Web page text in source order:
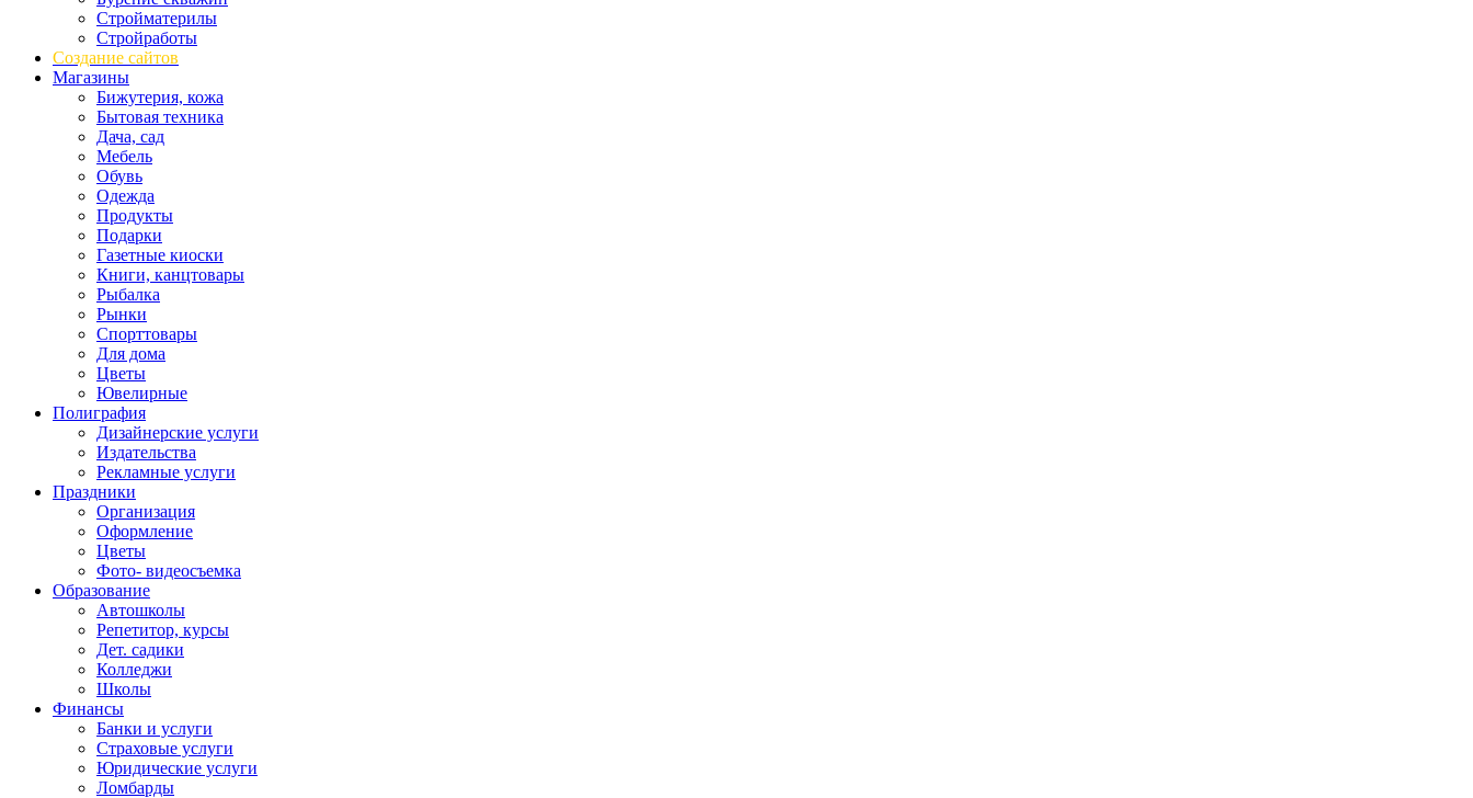
Стройматерилы
Стройработы
Создание сайтов
Магазины
Бижутерия, кожа
Бытовая техника
Дача, сад
Мебель
Обувь
Одежда
Продукты
Подарки
Газетные киоски
Книги, канцтовары
Рыбалка
Рынки
Спорттовары
Для дома
Цветы
Ювелирные
Полиграфия
Дизайнерские услуги
Издательства
Рекламные услуги
Праздники
Организация
Оформление
Цветы
Фото- видеосъемка
Образование
Автошколы
Репетитор, курсы
Дет. садики
Колледжи
Школы
Финансы
Банки и услуги
Страховые услуги
Юридические услуги
Ломбарды